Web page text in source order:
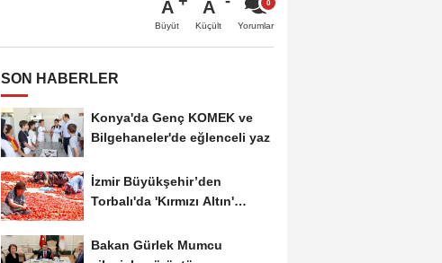
A
Büyüt
A
Küçült Yorumlar
SON HABERLER
Konya'da Genç KOMEK ve
Bilgehaneler'de eğlenceli yaz
İzmir Büyükşehir’den
Torbalı'da 'Kırmızı Altın'
Bakan Gürlek Mumcu